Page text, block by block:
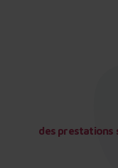
des prestations